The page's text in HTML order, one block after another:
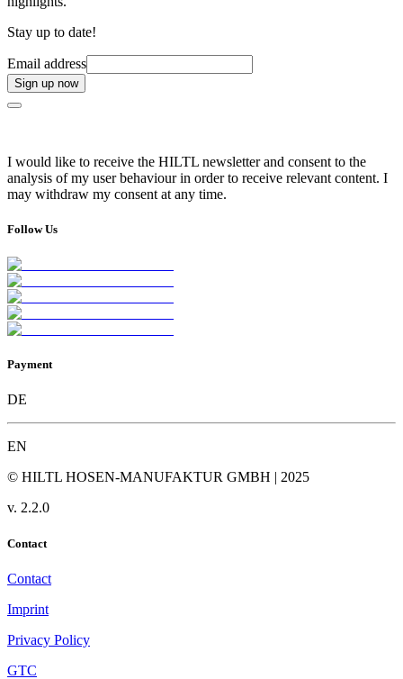
Stay up to date!
Email address
Sign up now
I would like to receive the HILTL newsletter and consent to the
analysis of my user behaviour in order to receive relevant content. I
may withdraw my consent at any time.
Follow Us
Payment
DE
EN
© HILTL HOSEN-MANUFAKTUR GMBH | 2025
v. 2.2.0
Contact
Contact
Imprint
Privacy Policy
GTC